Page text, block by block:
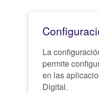
La
permite
en las
Digital.